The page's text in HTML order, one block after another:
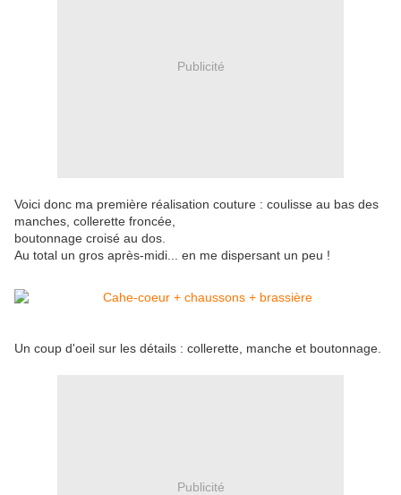
Publicité
Voici donc ma première réalisation couture : coulisse au bas des
manches, collerette froncée,
boutonnage croisé au dos.
Au total un gros après-midi... en me dispersant un peu !
Un coup d'oeil sur les détails : collerette, manche et boutonnage.
Publicité